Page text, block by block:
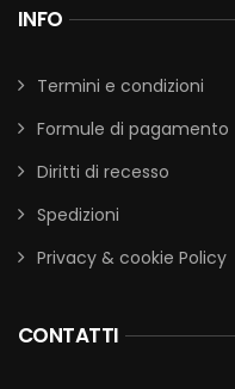
INFO
Termini e condizioni
Formule di pagamento
Diritti di recesso
Spedizioni
Privacy & cookie Policy
CONTATTI